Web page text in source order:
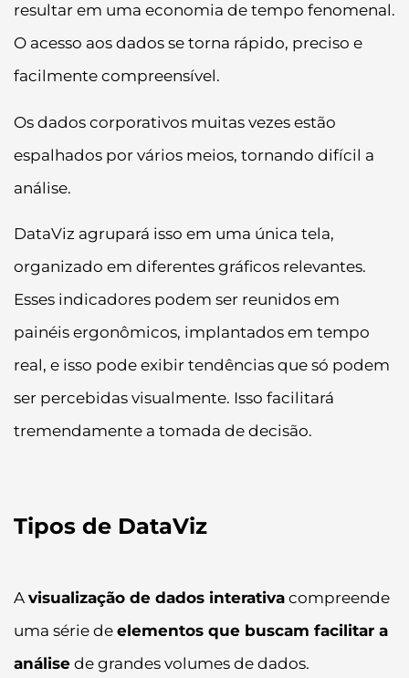
resultar em uma economia de tempo fenomenal.
O acesso aos dados se torna rápido, preciso e
facilmente compreensível.
Os dados corporativos muitas vezes estão
espalhados por vários meios, tornando difícil a
análise.
DataViz agrupará isso em uma única tela,
organizado em diferentes gráficos relevantes.
Esses indicadores podem ser reunidos em
painéis ergonômicos, implantados em tempo
real, e isso pode exibir tendências que só podem
ser percebidas visualmente. Isso facilitará
tremendamente a tomada de decisão.
Tipos de DataViz
A visualização de dados interativa compreende
uma série de elementos que buscam facilitar a
análise de grandes volumes de dados.